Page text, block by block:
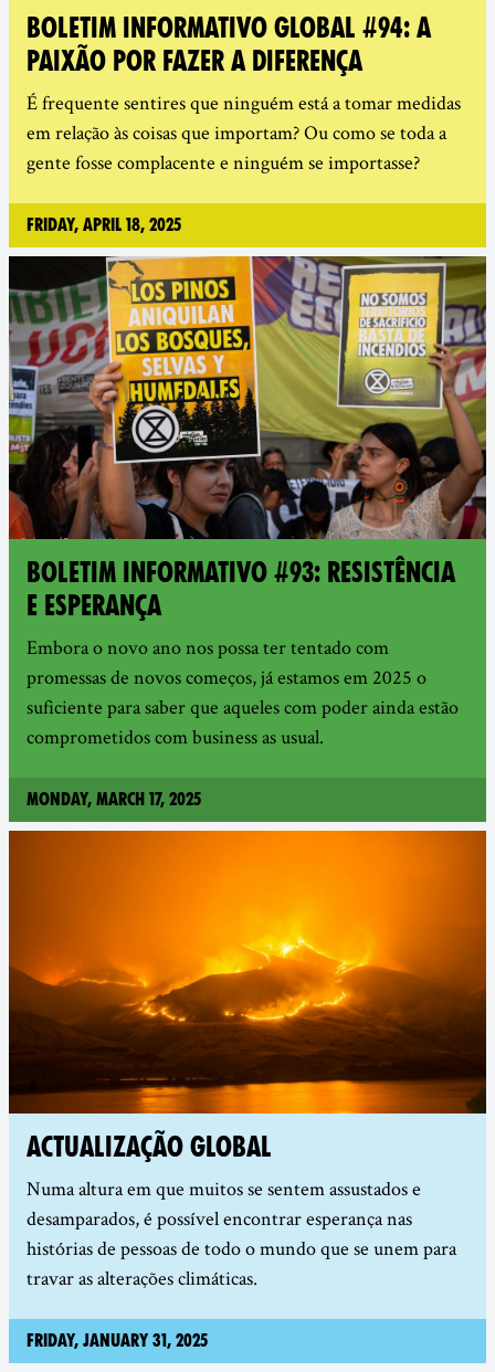
BOLETIM INFORMATIVO GLOBAL #94: A
PAIXÃO POR FAZER A DIFERENÇA
É frequente sentires que ninguém está a tomar medidas
em relação às coisas que importam? Ou como se toda a
gente fosse complacente e ninguém se importasse?
Friday, April 18, 2025
BOLETIM INFORMATIVO #93: RESISTÊNCIA
E ESPERANÇA
Embora o novo ano nos possa ter tentado com
promessas de novos começos, já estamos em 2025 o
suficiente para saber que aqueles com poder ainda estão
comprometidos com business as usual.
Monday, March 17, 2025
ACTUALIZAÇÃO GLOBAL
Numa altura em que muitos se sentem assustados e
desamparados, é possível encontrar esperança nas
histórias de pessoas de todo o mundo que se unem para
travar as alterações climáticas.
Friday, January 31, 2025